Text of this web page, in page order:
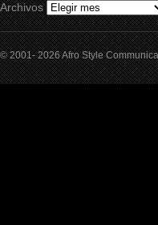
Archivos
© 2001- 2026 Afro Style